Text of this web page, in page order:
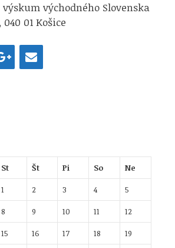
východného Slovenska
01 Košice
St Št Pi So Ne
1 2 3 4
5
8 9 10 11
12
15 16 17 18
19